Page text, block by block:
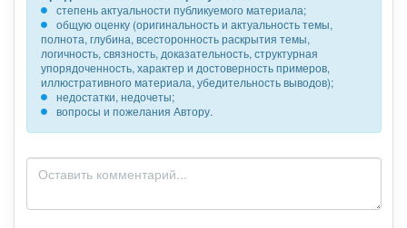
степень актуальности публикуемого материала;
общую оценку (оригинальность и актуальность темы,
полнота, глубина, всесторонность раскрытия темы,
логичность, связность, доказательность, структурная
упорядоченность, характер и достоверность примеров,
иллюстративного материала, убедительность выводов);
недостатки, недочеты;
вопросы и пожелания Автору.